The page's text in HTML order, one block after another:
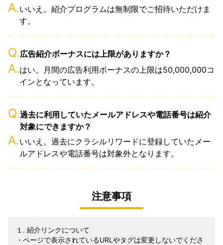
A.いいえ。紹介プログラムは無制限でご招待いただけま
す。
Q.広告紹介ボーナスには上限がありますか？
A.はい。月間の広告利用ボーナスの上限は50,000,000コ
インとなっています。
Q.過去に利用していたメールアドレスや電話番号は紹介
対象にできますか？
A.いいえ。過去にクラシルリワードに登録していたメー
ルアドレスや電話番号は対象外となります。
注意事項
１. 紹介リンクについて
・ページで表示されているURLやタグは変更しないでくださ